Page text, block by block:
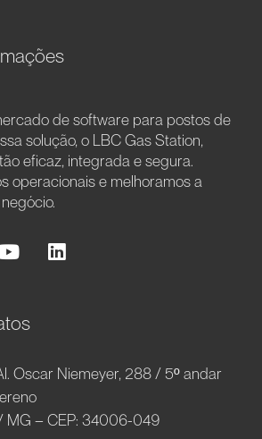
de software para postos de
solução, o LBC Gas Station,
eficaz, integrada e segura.
operacionais e melhoramos a
Oscar Niemeyer, 288 / 5º andar
MG – CEP: 34006-049